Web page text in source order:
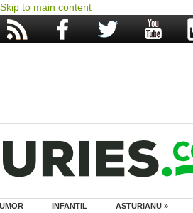
Skip to main content
INFANTIL ASTURIANU »